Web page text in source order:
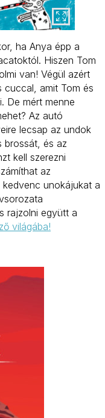
ha Anya épp a
Hiszen Tom
van! Végül azért
cuccal, amit Tom és
De mért menne
Az autó
lecsap az undok
brossát, és az
kell szerezni
az
unokájukat a
rajzolni együtt a
világába!